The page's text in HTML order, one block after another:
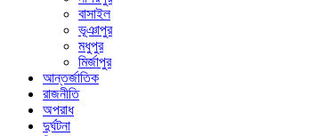
বাসাইল
ভূঞাপুর
মধুপুর
মির্জাপুর
আন্তর্জাতিক
রাজনীতি
অপরাধ
দুর্ঘটনা